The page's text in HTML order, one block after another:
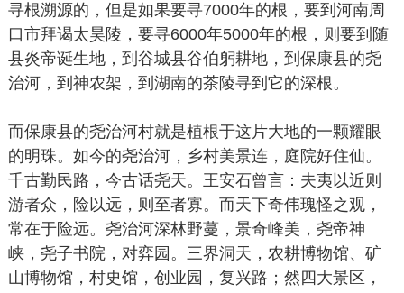
寻根溯源的，但是如果要寻7000年的根，要到河南周
口市拜谒太昊陵，要寻6000年5000年的根，则要到随
县炎帝诞生地，到谷城县谷伯躬耕地，到保康县的尧
治河，到神农架，到湖南的茶陵寻到它的深根。
而保康县的尧治河村就是植根于这片大地的一颗耀眼
的明珠。如今的尧治河，乡村美景连，庭院好住仙。
千古勤民路，今古话尧天。王安石曾言：夫夷以近则
游者众，险以远，则至者寡。而天下奇伟瑰怪之观，
常在于险远。尧治河深林野蔓，景奇峰美，尧帝神
峡，尧子书院，对弈园。三界洞天，农耕博物馆、矿
山博物馆，村史馆，创业园，复兴路；然四大景区，